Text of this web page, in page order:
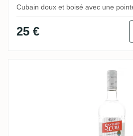
Cubain doux et boisé avec une
25 €
Santiago de Cuba Carta